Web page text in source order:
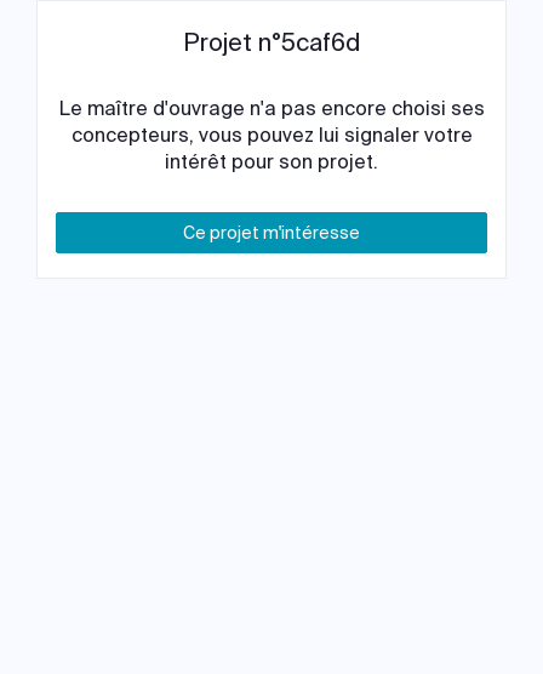
Projet n°5caf6d
Le maître d'ouvrage n'a pas encore choisi ses
concepteurs, vous pouvez lui signaler votre
intérêt pour son projet.
Ce projet m'intéresse